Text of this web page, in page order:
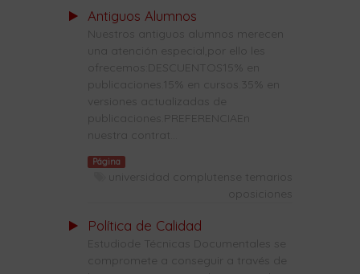
Antiguos Alumnos
Nuestros antiguos alumnos merecen
una atención especial,por ello les
ofrecemos:DESCUENTOS15% en
publicaciones.15% en cursos.35% en
versiones actualizadas de
publicaciones.PREFERENCIAEn
nuestra contrat...
Página
universidad complutense temarios
oposiciones
Política de Calidad
Estudiode Técnicas Documentales se
compromete a conseguir a través de